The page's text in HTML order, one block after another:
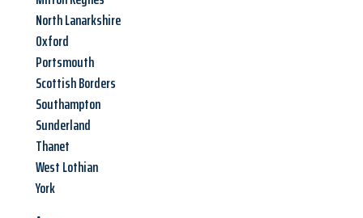
North Lanarkshire
Oxford
Portsmouth
Scottish Borders
Southampton
Sunderland
Thanet
West Lothian
York